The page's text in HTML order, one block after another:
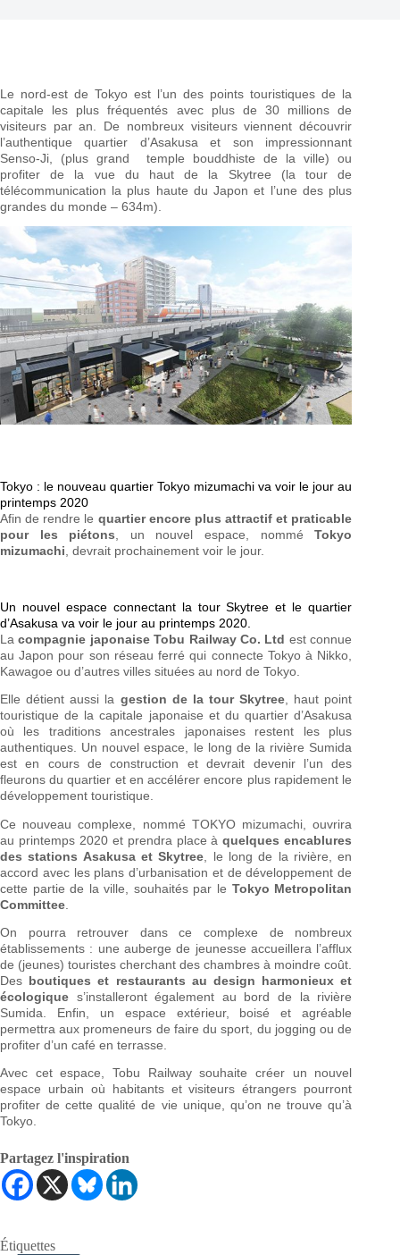
Le nord-est de Tokyo est l’un des points touristiques de la
capitale les plus fréquentés avec plus de 30 millions de
visiteurs par an. De nombreux visiteurs viennent découvrir
l’authentique quartier d’Asakusa et son impressionnant
Senso-Ji, (plus grand temple bouddhiste de la ville) ou
profiter de la vue du haut de la Skytree (la tour de
télécommunication la plus haute du Japon et l’une des plus
grandes du monde – 634m).
Tokyo : le nouveau quartier Tokyo mizumachi va voir le jour au
printemps 2020
Afin de rendre le quartier encore plus attractif et praticable
pour les piétons, un nouvel espace, nomméTokyo
mizumachi, devrait prochainement voir le jour.
Un nouvel espace connectant la tour Skytree et le quartier
d’Asakusa va voir le jour au printemps 2020.
Lacompagnie japonaise Tobu Railway Co. Ltd est connue
au Japon pour son réseau ferré qui connecte Tokyo à Nikko,
Kawagoe ou d’autres villes situées au nord de Tokyo.
Elle détient aussi la gestion de la tour Skytree, haut point
touristique de la capitale japonaise et du quartier d’Asakusa
où les traditions ancestrales japonaises restent les plus
authentiques. Un nouvel espace, le long de la rivière Sumida
est en cours de construction et devrait devenir l’un des
fleurons du quartier et en accélérer encore plus rapidement le
développement touristique.
Ce nouveau complexe, nommé TOKYO mizumachi, ouvrira
au printemps 2020 et prendra place àquelques encablures
des stations Asakusa et Skytree , le long de la rivière, en
accord avec les plans d’urbanisation et de développement de
cette partie de la ville, souhaités par le Tokyo Metropolitan
Committee
On pourra retrouver dans ce complexe de nombreux
établissements : une auberge de jeunesse accueillera l’afflux
de (jeunes) touristes cherchant des chambres à moindre coût.
Des boutiques et restaurants au design harmonieux et
écologique s’installeront également au bord de la rivière
Sumida. Enfin, un espace extérieur, boisé et agréable
permettra aux promeneurs de faire du sport, du jogging ou de
profiter d’un café en terrasse.
Avec cet espace, Tobu Railway souhaite créer un nouvel
espace urbain où habitants et visiteurs étrangers pourront
profiter de cette qualité de vie unique, qu’on ne trouve qu’à
Tokyo.
Partagez l'inspiration
Étiquettes